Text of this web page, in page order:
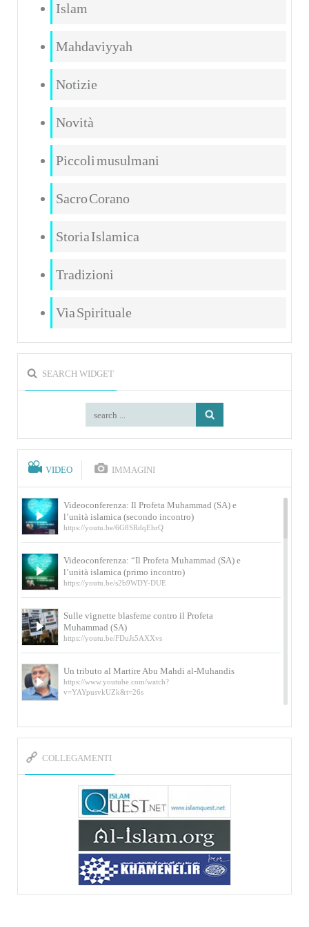
Islam
Mahdaviyyah
Notizie
Novità
Piccoli musulmani
Sacro Corano
Storia Islamica
Tradizioni
Via Spirituale
SEARCH WIDGET
VIDEO IMMAGINI
Videoconferenza: Il Profeta Muhammad (SA) e
l’unità islamica (secondo incontro)
https://youtu.be/6G8SRdqEhrQ
Videoconferenza: “Il Profeta Muhammad (SA) e
l’unità islamica (primo incontro)
https://youtu.be/s2b9WDY-DUE
Sulle vignette blasfeme contro il Profeta
Muhammad (SA)
https://youtu.be/FDuJs5AXXvs
Un tributo al Martire Abu Mahdi al-Muhandis
https://www.youtube.com/watch?
v=YAYpusvkUZk&t=26s
L’Abluzione rituale (wudu) secondo l’Imam Alì
e l’Imam Khomeini
della figlia di un martire
https://www.youtube.com/watch?
v=-5nPSxbf9l0&t=103s
Sheykh Abbas Di Palma sui martiri Qassem
Soleimani e Abu Mahdi Al-Muhandis
https://youtu.be/Y6SIP2PIht4 Video del discorso tenuto
dallo Sheykh Abbas Di Palma in ...
COLLEGAMENTI